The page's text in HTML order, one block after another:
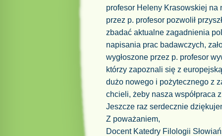
profesor Heleny Krasowskiej na
przez p. profesor pozwolił
zbadać aktualne zagadnienia
napisania prac badawczych,
wygłoszone przez p. profesor
którzy zapoznali się z
dużo nowego i pożytecznego z
chcieli, żeby nasza współpraca
Jeszcze raz serdecznie
Z poważaniem,
Docent Katedry Filologii